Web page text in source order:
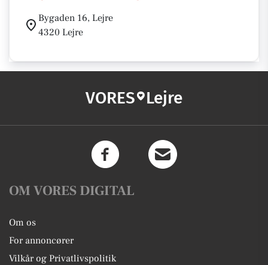
Bygaden 16, Lejre
4320 Lejre
VORES Lejre
OM VORES DIGITAL
Om os
For annoncører
Vilkår og Privatlivspolitik